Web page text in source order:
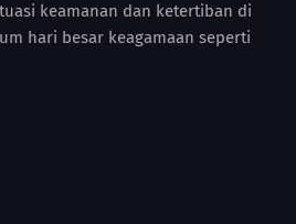
keamanan dan ketertiban di
hari besar keagamaan seperti